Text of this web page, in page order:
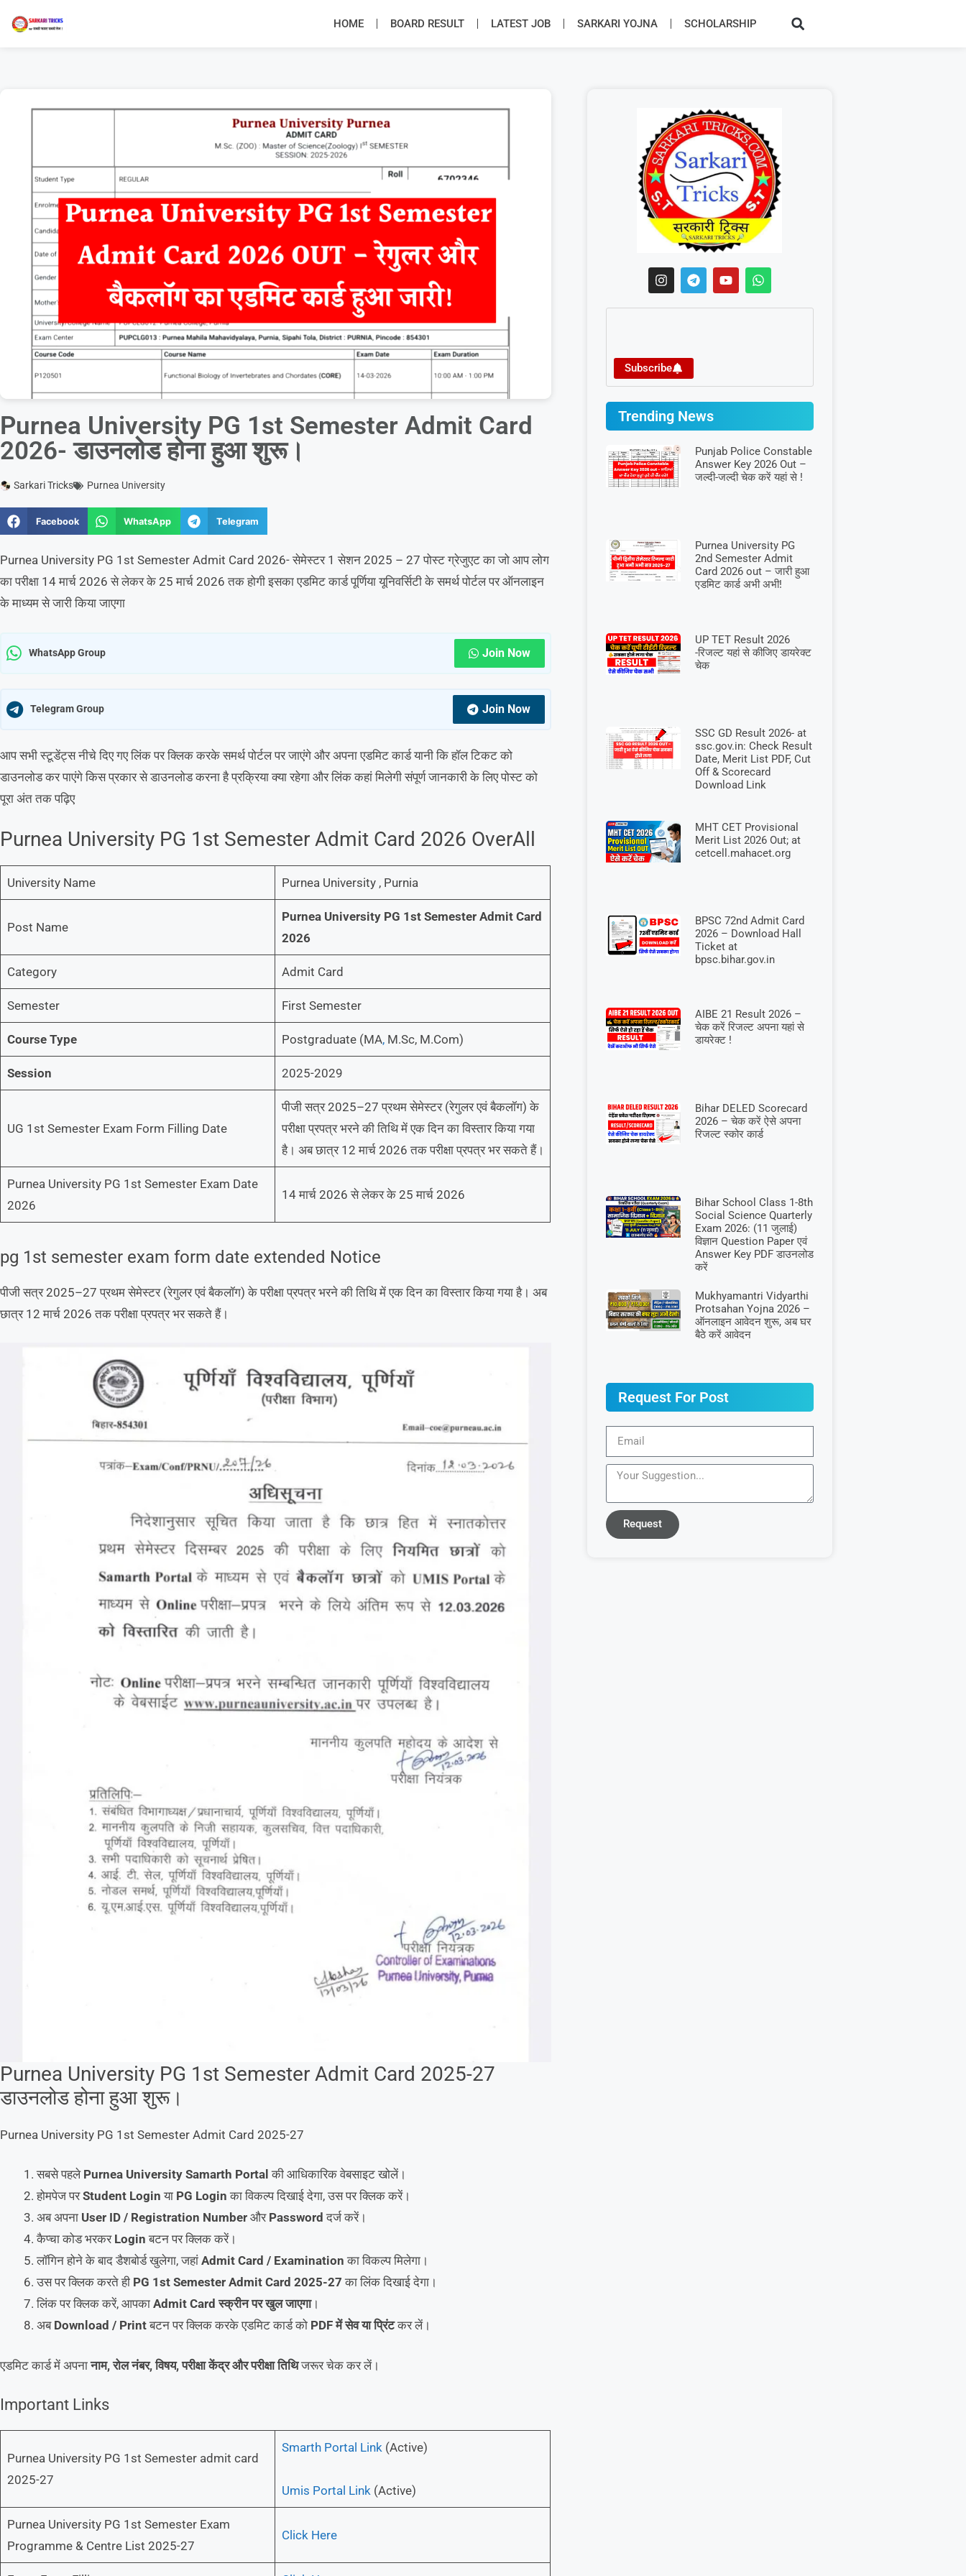
HOME BOARD RESULT LATEST JOB SARKARI YOJNA SCHOLARSHIP
Purnea University PG 1st Semester Admit Card
2026- डाउनलोड होना हुआ शुरू।
Sarkari Tricks Purnea University
Facebook WhatsApp Telegram
Purnea University PG 1st Semester Admit Card 2026- सेमेस्टर 1 सेशन 2025 – 27 पोस्ट ग्रेजुएट का जो आप लोग
का परीक्षा 14 मार्च 2026 से लेकर के 25 मार्च 2026 तक होगी इसका एडमिट कार्ड पूर्णिया यूनिवर्सिटी के समर्थ पोर्टल पर ऑनलाइन
के माध्यम से जारी किया जाएगा
WhatsApp Group Join Now
Telegram Group Join Now
आप सभी स्टूडेंट्स नीचे दिए गए लिंक पर क्लिक करके समर्थ पोर्टल पर जाएंगे और अपना एडमिट कार्ड यानी कि हॉल टिकट को
डाउनलोड कर पाएंगे किस प्रकार से डाउनलोड करना है प्रक्रिया क्या रहेगा और लिंक कहां मिलेगी संपूर्ण जानकारी के लिए पोस्ट को
पूरा अंत तक पढ़िए
Purnea University PG 1st Semester Admit Card 2026 OverAll
University Name Purnea University , Purnia
Post Name
Purnea University PG 1st Semester Admit Card
2026
Category Admit Card
Semester First Semester
Course Type Postgraduate (MA,M.Sc, M.Com)
Session 2025-2029
UG 1st Semester Exam Form Filling Date
पीजी सत्र 2025–27 प्रथम सेमेस्टर (रेगुलर एवं बैकलॉग) के
परीक्षा प्रपत्र भरने की तिथि में एक दिन का विस्तार किया गया
है। अब छात्र 12 मार्च 2026 तक परीक्षा प्रपत्र भर सकते हैं।
Purnea University PG 1st Semester Exam Date
2026
14 मार्च 2026 से लेकर के 25 मार्च 2026
pg 1st semester exam form date extended Notice
पीजी सत्र 2025–27 प्रथम सेमेस्टर (रेगुलर एवं बैकलॉग) के परीक्षा प्रपत्र भरने की तिथि में एक दिन का विस्तार किया गया है। अब
छात्र 12 मार्च 2026 तक परीक्षा प्रपत्र भर सकते हैं।
Purnea University PG 1st Semester Admit Card 2025-27
डाउनलोड होना हुआ शुरू।
Purnea University PG 1st Semester Admit Card 2025-27
सबसे पहले Purnea University Samarth Portal की आधिकारिक वेबसाइट खोलें।
होमपेज परStudent Login या PG Login का विकल्प दिखाई देगा, उस पर क्लिक करें।
अब अपना User ID / Registration Number और Password दर्ज करें।
कैप्चा कोड भरकर Login बटन पर क्लिक करें।
लॉगिन होने के बाद डैशबोर्ड खुलेगा, जहां Admit Card / Examination का विकल्प मिलेगा।
उस पर क्लिक करते ही PG 1st Semester Admit Card 2025-27 का लिंक दिखाई देगा।
लिंक पर क्लिक करें, आपका Admit Card स्क्रीन पर खुल जाएगा।
अब Download / Printबटन पर क्लिक करके एडमिट कार्ड को PDF में सेव या प्रिंटकर लें।
एडमिट कार्ड में अपनानाम, रोल नंबर, विषय, परीक्षा केंद्र और परीक्षा तिथिजरूर चेक कर लें।
Important Links
Purnea University PG 1st Semester admit card
2025-27
Smarth Portal Link (Active)
Umis Portal Link(Active)
Purnea University PG 1st Semester Exam
Programme & Centre List 2025-27
Click Here
Subscribe
Trending News
Punjab Police Constable
Answer Key 2026 Out –
जल्दी-जल्दी चेक करें यहां से !
Purnea University PG
2nd Semester Admit
Card 2026 out – जारी हुआ
एडमिट कार्ड अभी अभी!
UP TET Result 2026
-रिजल्ट यहां से कीजिए डायरेक्ट
चेक
SSC GD Result 2026- at
ssc.gov.in: Check Result
Date, Merit List PDF, Cut
Off & Scorecard
Download Link
MHT CET Provisional
Merit List 2026 Out; at
cetcell.mahacet.org
BPSC 72nd Admit Card
2026 – Download Hall
Ticket at
bpsc.bihar.gov.in
AIBE 21 Result 2026 –
चेक करें रिजल्ट अपना यहां से
डायरेक्ट !
Bihar DELED Scorecard
2026 – चेक करें ऐसे अपना
रिजल्ट स्कोर कार्ड
Bihar School Class 1-8th
Social Science Quarterly
Exam 2026: (11 जुलाई)
विज्ञान Question Paper एवं
Answer Key PDF डाउनलोड
करें
Mukhyamantri Vidyarthi
Protsahan Yojna 2026 –
ऑनलाइन आवेदन शुरू, अब घर
बैठे करें आवेदन
Request For Post
Request